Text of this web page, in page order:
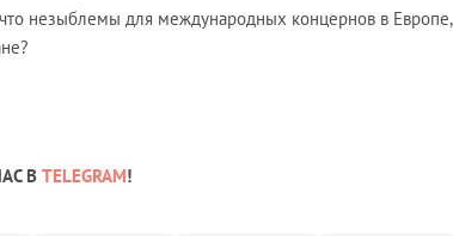
незыблемы для международных концернов в Европе,
В TELEGRAM!